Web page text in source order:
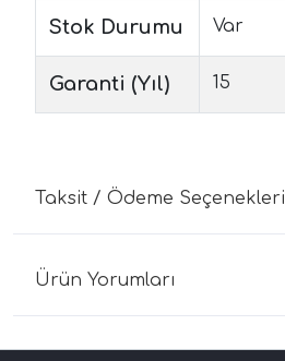
Stok Durumu Var
Garanti (Yıl) 15
Taksit / Ödeme Seçenekleri
Ürün Yorumları